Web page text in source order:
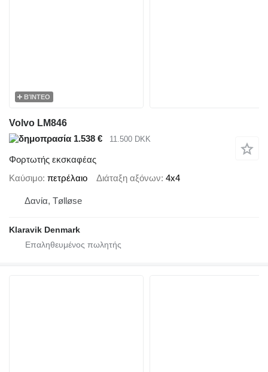
ΒΊΝΤΕΟ
Volvo LM846
1.538 €
11.500 DKK
Φορτωτής εκσκαφέας
Καύσιμο πετρέλαιο Διάταξη αξόνων 4x4
Δανία, Tølløse
Klaravik Denmark